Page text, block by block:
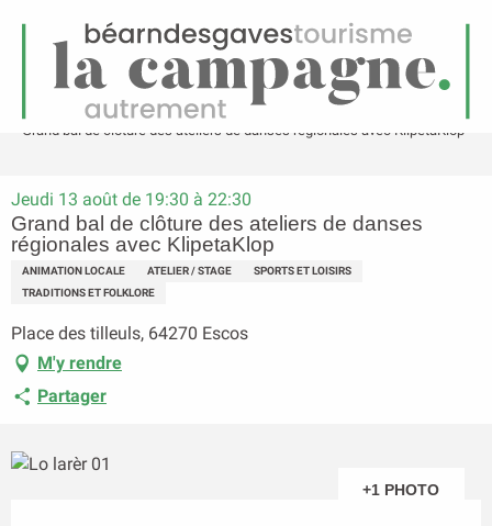
Menu
Grand bal de clôture des ateliers de danses régionales avec KlipetaKlop
Jeudi 13 août de 19:30 à 22:30
Grand bal de clôture des ateliers de danses
régionales avec KlipetaKlop
ANIMATION LOCALE ATELIER / STAGE
SPORTS ET LOISIRS
TRADITIONS ET FOLKLORE
Place des tilleuls, 64270 Escos
M'y rendre
Partager
+1 PHOTO